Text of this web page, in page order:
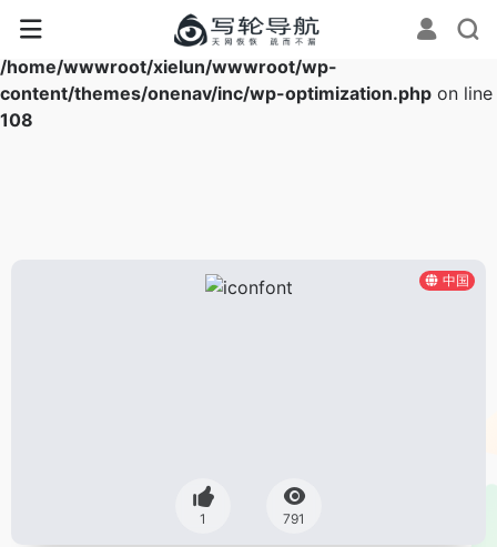
Warning
: Array to string conversion in
/home/wwwroot/xielun/wwwroot/wp-
content/themes/onenav/inc/wp-optimization.php on line
108
中国
1 791